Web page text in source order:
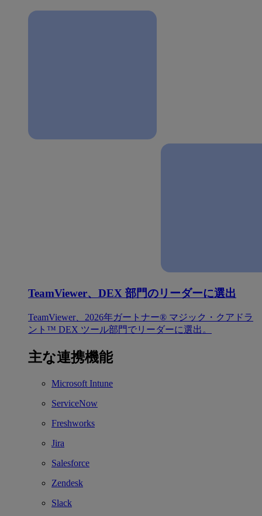
TeamViewer、DEX 部門のリーダーに選出
TeamViewer、2026年ガートナー® マジック・クアドラ
ント™ DEX ツール部門でリーダーに選出。
主な連携機能
Microsoft Intune
ServiceNow
Freshworks
Jira
Salesforce
Zendesk
Slack